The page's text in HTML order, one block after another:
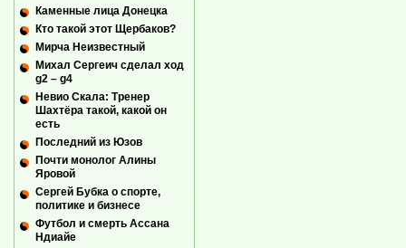
Каменные лица Донецка
Кто такой этот Щербаков?
Мирча Неизвестный
Михал Сергеич сделал ход
g2 – g4
Невио Скала: Тренер
Шахтёра такой, какой он
есть
Последний из Юзов
Почти монолог Алины
Яровой
Сергей Бубка о спорте,
политике и бизнесе
Футбол и смерть Ассана
Ндиайе